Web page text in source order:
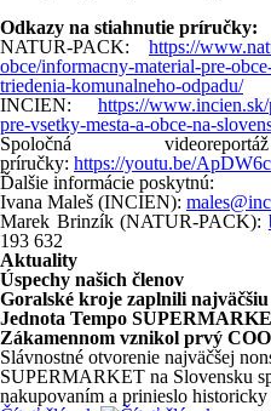
Odkazy na stiahnutie príručky:
NATUR-PACK: https://
obce/informacny-material-pre-
triedenia-komunalneho-odpadu/
INCIEN: https://
pre-vsetky-mesta-a-obce-na-
Spoločná
príručky: https://youtu.be/
Ďalšie informácie poskytnú:
Ivana Maleš (INCIEN):
Marek Brinzík (NATUR-PACK):
193 632
Aktuality
Úspechy našich členov
Goralské kroje zaplnili
Jednota Tempo
Zákamennom vznikol prvý
Slávnostné otvorenie najväčšej
SUPERMARKET na Slovensku
nakupovaním a prinieslo